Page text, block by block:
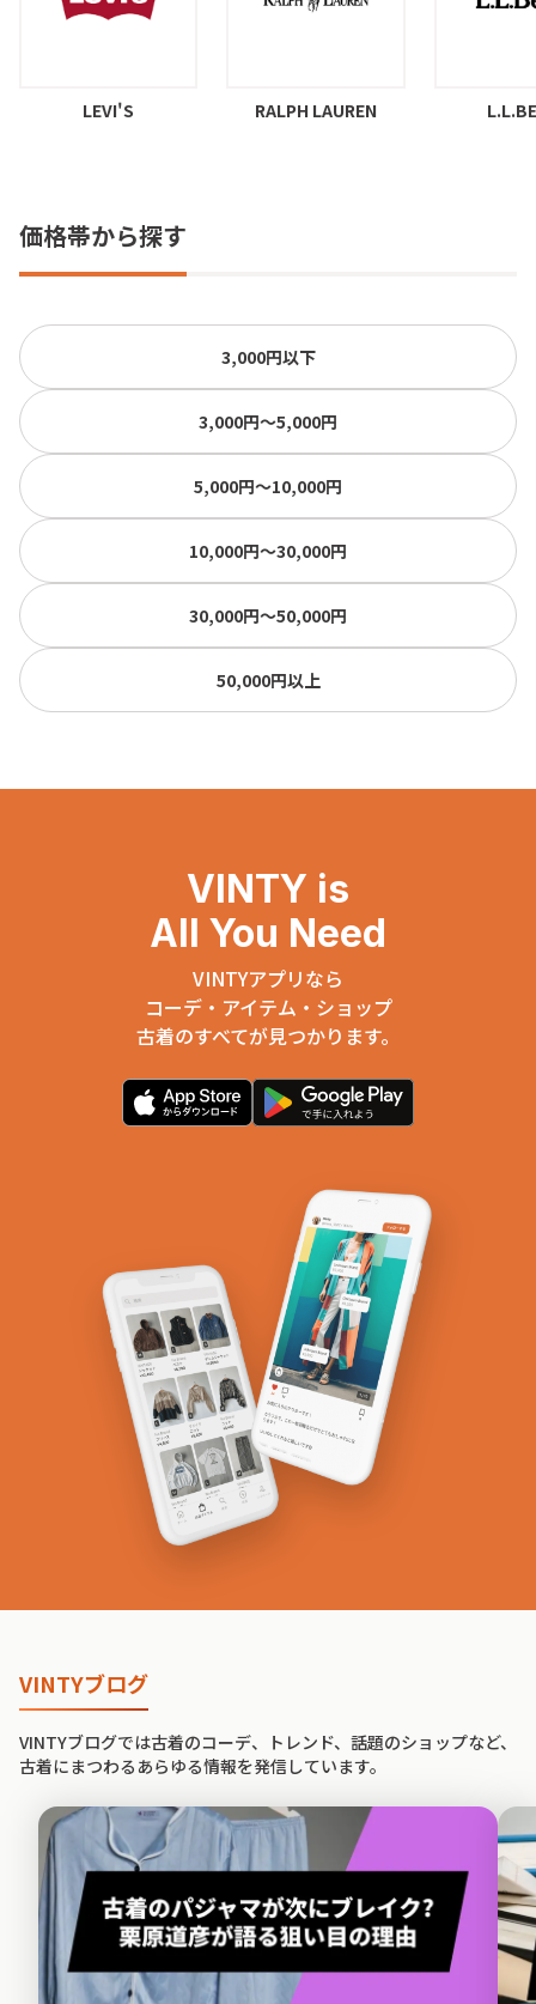
LEVI'S RALPH LAUREN
価格帯から探す
3,000円以下
3,000円〜5,000円
5,000円〜10,000円
10,000円〜30,000円
30,000円〜50,000円
50,000円以上
VINTY is
All You Need
VINTYアプリなら
コーデ・アイテム・ショップ
古着のすべてが見つかります。
VINTYブログ
VINTYブログでは古着のコーデ、トレンド、話題のショップなど、
古着にまつわるあらゆる情報を発信しています。